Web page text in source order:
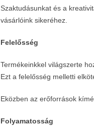
Szaktudásunkat és a
vásárlóink sikeréhez.
Felelősség
Termékeinkkel világszerte
Ezt a felelősség melletti
Eközben az erőforrások
Folyamatosság